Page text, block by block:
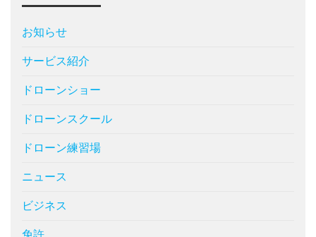
お知らせ
サービス紹介
ドローンショー
ドローンスクール
ドローン練習場
ニュース
ビジネス
免許